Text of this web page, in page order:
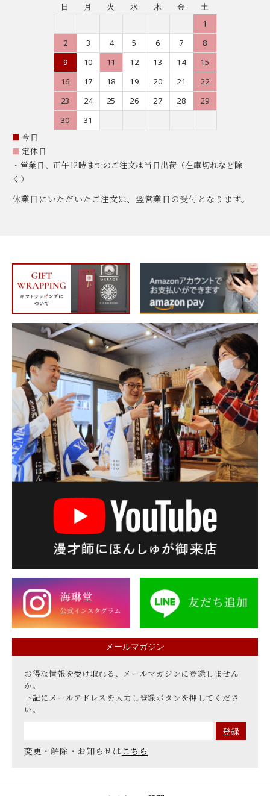
日 月 火 水 木 金
土
1
2
3 4 5 6 7
8
9
10 11 12 13 14
15
16
17 18 19 20 21
22
23
24 25 26 27 28
29
30
31
■ 今日
■ 定休日
・営業日、正午12時までのご注文は当日出荷（在庫切れなど除
く）
休業日にいただいたご注文は、翌営業日の受付となります。
メールマガジン
お得な情報を受け取れる、メールマガジンに登録しません
か。
下記にメールアドレスを入力し登録ボタンを押してくださ
い。
変更・解除・お知らせは こちら